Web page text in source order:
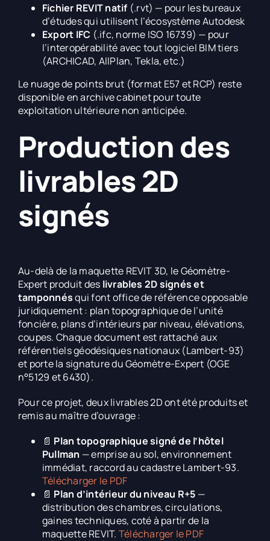
Fichier REVIT natif (.rvt) — pour les bureaux
d’études qui utilisent l’écosystème Autodesk
Export IFC (.ifc, norme ISO 16739) — pour
l’interopérabilité avec tout logiciel BIM tiers
(ARCHICAD, AllPlan, Tekla, etc.)
Le nuage de points brut (format E57 et RCP) reste
disponible en archive cabinet pour toute
exploitation ultérieure non anticipée.
Production des
livrables 2D
signés
Au-delà de la maquette REVIT 3D, le Géomètre-
Expert produit des livrables 2D signés et
tamponnésqui font office de référence opposable
juridiquement : plan topographique de l’unité
foncière, plans d’intérieurs par niveau, élévations,
coupes. Chaque document est rattaché aux
référentiels géodésiques nationaux (Lambert-93)
et porte la signature du Géomètre-Expert (OGE
n°5129 et 6430).
Pour ce projet, deux livrables 2D ont été produits et
remis au maître d’ouvrage :
📄 Plan topographique signé de l’hôtel
Pullman — emprise au sol, environnement
immédiat, raccord au cadastre Lambert-93.
Télécharger le PDF
📄 Plan d’intérieur du niveau R+5 —
distribution des chambres, circulations,
gaines techniques, coté à partir de la
maquette REVIT. Télécharger le PDF